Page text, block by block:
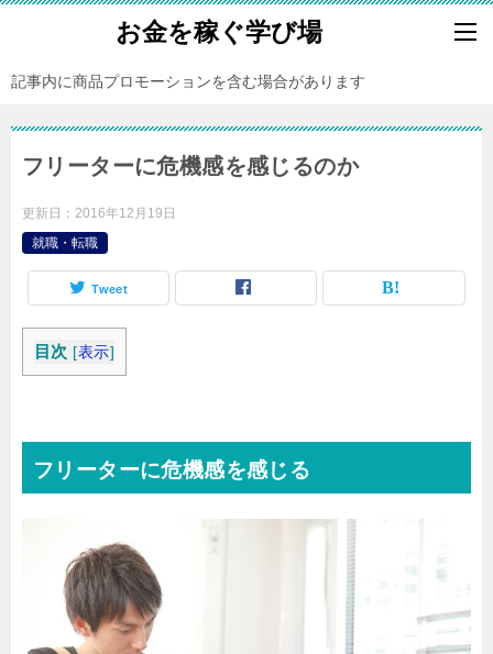
お金を稼ぐ学び場
記事内に商品プロモーションを含む場合があります
フリーターに危機感を感じるのか
更新日： 2016年12月19日
就職・転職
Tweet
目次 [表示]
フリーターに危機感を感じる